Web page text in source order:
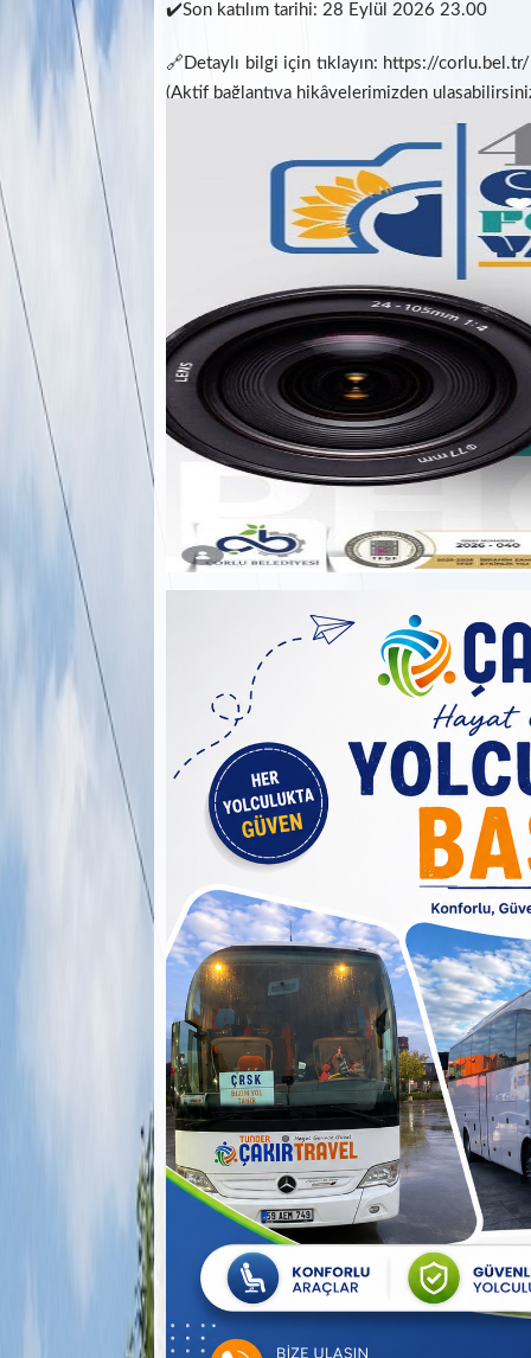
✔️Son katılım tarihi: 28 Eylül 2026 23.00
🔗Detaylı bilgi için tıklayın: https://
(Aktif bağlantıya hikâyelerimizden
MUTLULUK PAYLAŞTIKÇA ARTAR
FACEBOOK TWITTER